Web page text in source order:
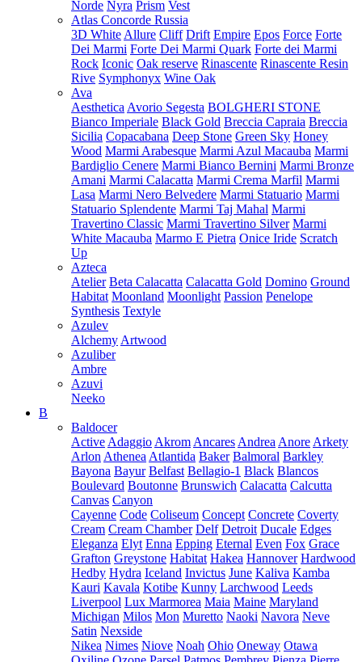
Norde Nyra Prism Vest
Atlas Concorde Russia
3D White Allure Cliff Drift Empire Epos Force Forte
Dei Marmi Forte Dei Marmi Quark Forte dei Marmi
Rock Iconic Oak reserve Rinascente Rinascente Resin
Rive Symphonyx Wine Oak
Ava
Aesthetica Avorio Segesta BOLGHERI STONE
Bianco Imperiale Black Gold Breccia Capraia Breccia
Sicilia Copacabana Deep Stone Green Sky Honey
Wood Marmi Arabesque Marmi Azul Macauba Marmi
Bardiglio Cenere Marmi Bianco Bernini Marmi Bronze
Amani Marmi Calacatta Marmi Crema Marfil Marmi
Lasa Marmi Nero Belvedere Marmi Statuario Marmi
Statuario Splendente Marmi Taj Mahal Marmi
Travertino Classic Marmi Travertino Silver Marmi
White Macauba Marmo E Pietra Onice Iride Scratch
Up
Azteca
Atelier Beta Calacatta Calacatta Gold Domino Ground
Habitat Moonland Moonlight Passion Penelope
Synthesis Textyle
Azulev
Alchemy Artwood
Azuliber
Ambre
Azuvi
Neeko
B
Baldocer
Active Adaggio Akrom Ancares Andrea Anore Arkety
Arlon Athenea Atlantida Baker Balmoral Barkley
Bayona Bayur Belfast Bellagio-1 Black Blancos
Boulevard Boutonne Brunswich Calacatta Calcutta
Canvas Canyon
Cayenne Code Coliseum Concept Concrete Coverty
Cream Cream Chamber Delf Detroit Ducale Edges
Eleganza Elyt Enna Epping Eternal Even Fox Grace
Grafton Greystone Habitat Hakea Hannover Hardwood
Hedby Hydra Iceland Invictus June Kaliva Kamba
Kauri Kavala Kotibe Kunny Larchwood Leeds
Liverpool Lux Marmorea Maia Maine Maryland
Michigan Milos Mon Muretto Naoki Navora Neve
Satin Nexside
Nikea Nimes Niove Noah Ohio Oneway Otawa